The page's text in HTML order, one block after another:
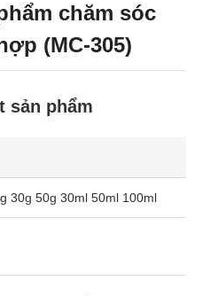
chăm sóc
(MC-305)
sản phẩm
30g 50g 30ml 50ml 100ml